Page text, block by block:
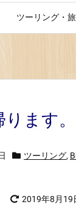
ツーリング・
ます。
ツーリング,
2019年8月19